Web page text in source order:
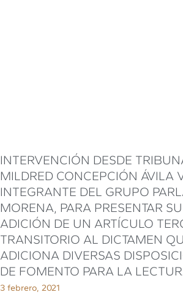
INTERVENCIÓN DESDE
MILDRED CONCEPCIÓN ÁVILA
INTEGRANTE DEL GRUPO
MORENA, PARA PRESENTAR
ADICIÓN DE UN ARTÍCULO
TRANSITORIO AL DICTAMEN
ADICIONA DIVERSAS
DE FOMENTO PARA LA
3 febrero, 2021